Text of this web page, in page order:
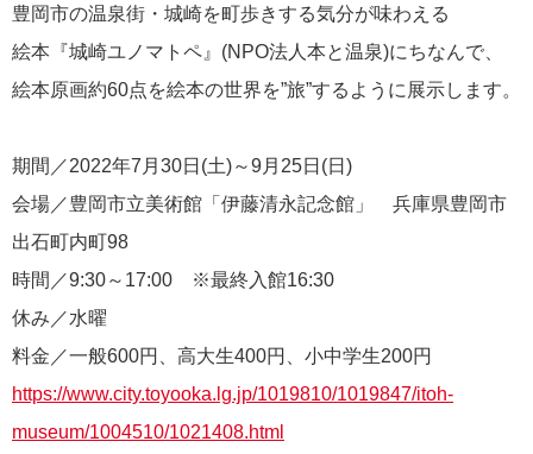
豊岡市の温泉街・城崎を町歩きする気分が味わえる
絵本『城崎ユノマトペ』(NPO法人本と温泉)にちなんで、
絵本原画約60点を絵本の世界を”旅”するように展示します。
期間／2022年7月30日(土)～9月25日(日)
会場／豊岡市立美術館「伊藤清永記念館」 兵庫県豊岡市
出石町内町98
時間／9:30～17:00 ※最終入館16:30
休み／水曜
料金／一般600円、高大生400円、小中学生200円
https://www.city.toyooka.lg.jp/1019810/1019847/itoh-
museum/1004510/1021408.html